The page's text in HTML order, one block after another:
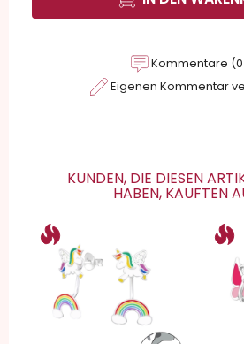
Kommentare
Eigenen Kommentar
KUNDEN, DIE DIESEN
HABEN, KAUFTEN